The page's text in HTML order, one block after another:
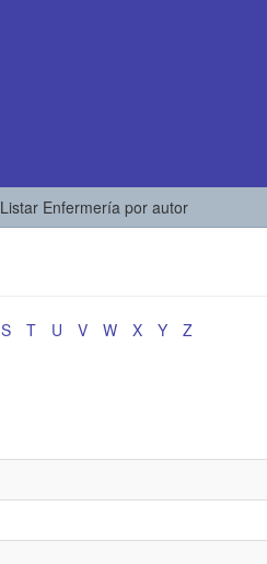
Listar Enfermería por autor
S T U V W X Y Z